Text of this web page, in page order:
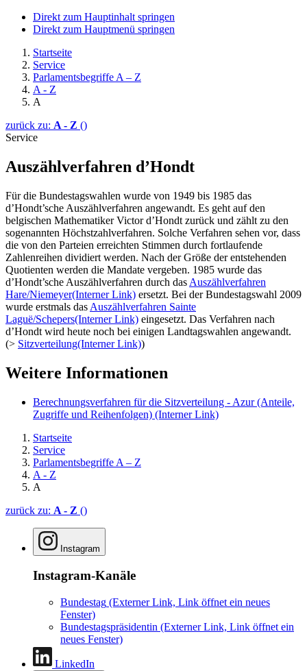
Direkt zum Hauptinhalt springen
Direkt zum Hauptmenü springen
Startseite
Service
Parlamentsbegriffe A – Z
A - Z
A
zurück zu: A - Z ()
Service
Auszählverfahren d’Hondt
Für die Bundestagswahlen wurde von 1949 bis 1985 das
d’Hondt’sche Auszählverfahren angewandt. Es geht auf den
belgischen Mathematiker Victor d’Hondt zurück und zählt zu den
sogenannten Höchstzahlverfahren. Solche Verfahren sehen vor, dass
die von den Parteien erreichten Stimmen durch fortlaufende
Zahlenreihen dividiert werden. Nach der Größe der entstehenden
Quotienten werden die Mandate vergeben. 1985 wurde das
d’Hondt’sche Auszählverfahren durch das Auszählverfahren
Hare/Niemeyer(Interner Link) ersetzt. Bei der Bundestagswahl 2009
wurde erstmals das Auszählverfahren Sainte
Laguë/Schepers(Interner Link) eingesetzt. Das Verfahren nach
d’Hondt wird heute noch bei einigen Landtagswahlen angewandt.
(> Sitzverteilung(Interner Link))
Weitere Informationen
Berechnungsverfahren für die Sitzverteilung - Azur (Anteile,
Zugriffe und Reihenfolgen) (Interner Link)
Startseite
Service
Parlamentsbegriffe A – Z
A - Z
A
zurück zu: A - Z ()
Instagram
Instagram-Kanäle
Bundestag (Externer Link, Link öffnet ein neues
Fenster)
Bundestagspräsidentin (Externer Link, Link öffnet ein
neues Fenster)
LinkedIn